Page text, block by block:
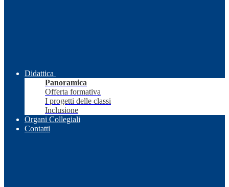
Didattica
Panoramica
Offerta formativa
I progetti delle classi
Inclusione
Organi Collegiali
Contatti